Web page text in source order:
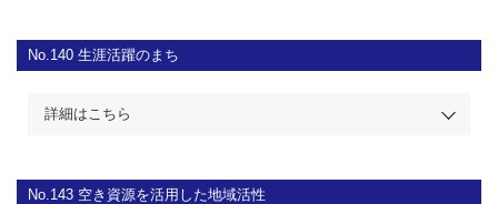
No.140 生涯活躍のまち
詳細はこちら
No.143 空き資源を活用した地域活性